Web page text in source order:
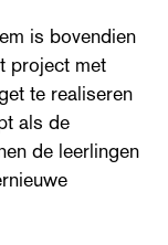
is bovendien
project met
te realiseren
als de
de leerlingen